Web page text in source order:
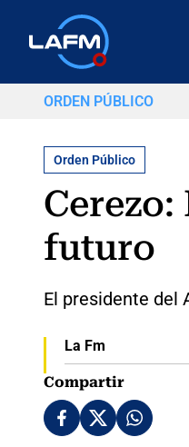
ORDEN PÚBLICO
Orden Público
futuro
El presidente del
La Fm
Compartir